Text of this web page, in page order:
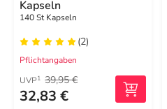
Kapseln
140 St Kapseln
(2)
Pflichtangaben
UVP1 39,95 €
32,83 €